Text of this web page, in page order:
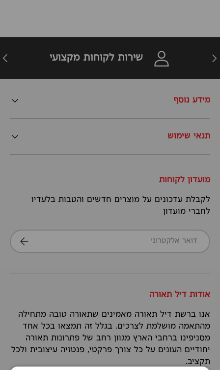
חזרה שירות לקוחות מקצועי
מידע נוסף
תנאי שימוש
מועדון לקוחות
לקבלת עדכונים על מוצרים חדשים והטבות בלעדיו
לחברי מועדון
דואר אלקטרוני
הרשמה
אודות דיל תאורה
אנו ברשת דיל תאורה מאמינים שתאורה טובה מתחילה
מהתאמה מושלמת לצרכים. בגלל זה תמצאו בכל אחד
מסניפינו ברחבי הארץ מגוון רחב של פתרונות תאורה
יחודיים העונים על כל צורך פרקטי, פנטזיה עיצובית ולכל
תקציב.